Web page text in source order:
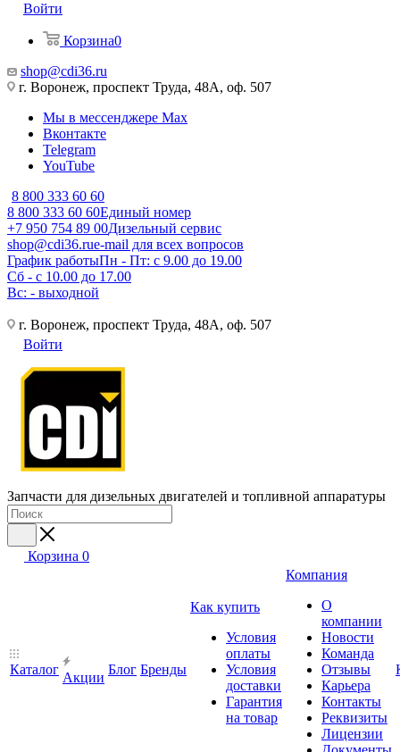
Войти
Корзина0
shop@cdi36.ru
г. Воронеж, проспект Труда, 48А, оф. 507
Мы в мессенджере Max
Вконтакте
Telegram
YouTube
8 800 333 60 60
8 800 333 60 60Единый номер
+7 950 754 89 00Дизельный сервис
shop@cdi36.rue-mail для всех вопросов
График работыПн - Пт: с 9.00 до 19.00
Сб - с 10.00 до 17.00
Вс: - выходной
г. Воронеж, проспект Труда, 48А, оф. 507
Войти
Запчасти для дизельных двигателей и топливной аппаратуры
Корзина 0
Каталог
Акции
Блог Бренды
Как купить
Условия
оплаты
Условия
доставки
Гарантия
на товар
Компания
О
компании
Новости
Команда
Отзывы
Карьера
Контакты
Реквизиты
Лицензии